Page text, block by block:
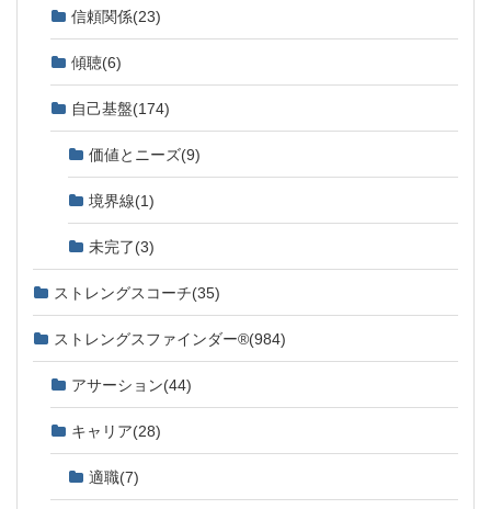
信頼関係(23)
傾聴(6)
自己基盤(174)
価値とニーズ(9)
境界線(1)
未完了(3)
ストレングスコーチ(35)
ストレングスファインダー®(984)
アサーション(44)
キャリア(28)
適職(7)